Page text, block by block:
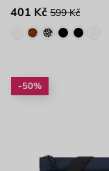
401 Kč 599 Kč
-50%